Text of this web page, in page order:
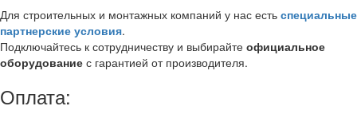
Для строительных и монтажных компаний у нас есть специальные
партнерские условия.
Подключайтесь к сотрудничеству и выбирайте официальное
оборудование с гарантией от производителя.
Оплата: